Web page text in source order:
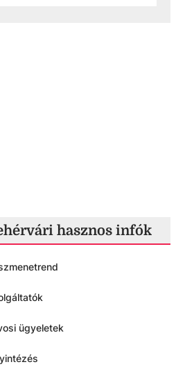
hasznos infók
ügyeletek